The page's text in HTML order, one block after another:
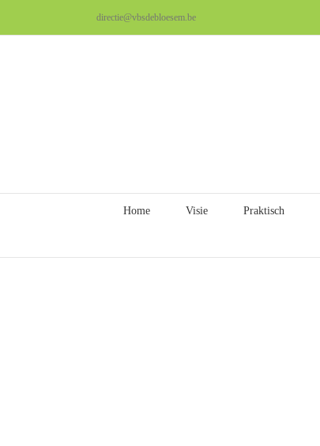
inhoud
directie@vbsdebloesem.be
Home Visie Praktisch